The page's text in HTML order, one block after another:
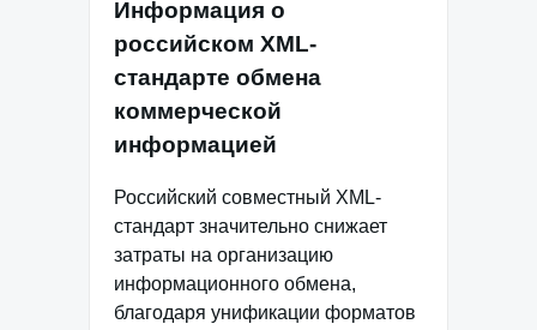
Информация о
российском XML-
стандарте обмена
коммерческой
информацией
Российский совместный XML-
стандарт значительно снижает
затраты на организацию
информационного обмена,
благодаря унификации форматов